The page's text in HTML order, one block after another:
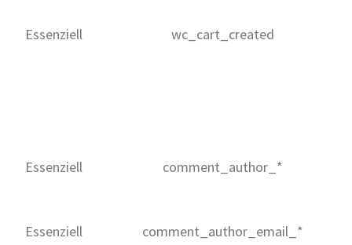
Essenziell wc_cart_created
Essenziell comment_author_*
Essenziell comment_author_email_*